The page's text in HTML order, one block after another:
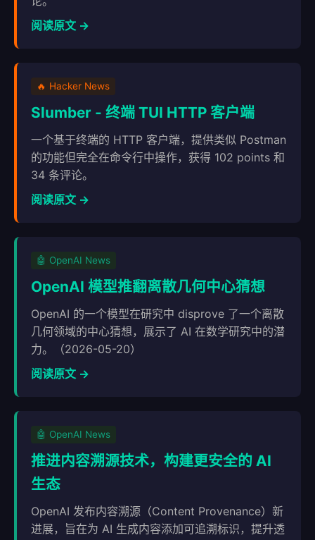
阅读原文 →
🔥 Hacker News
Slumber - 终端 TUI HTTP 客户端
一个基于终端的 HTTP 客户端，提供类似 Postman
的功能但完全在命令行中操作，获得 102 points 和
34 条评论。
阅读原文 →
🤖 OpenAI News
OpenAI 模型推翻离散几何中心猜想
OpenAI 的一个模型在研究中 disprove 了一个离散
几何领域的中心猜想，展示了 AI 在数学研究中的潜
力。（2026-05-20）
阅读原文 →
🤖 OpenAI News
推进内容溯源技术，构建更安全的 AI
生态
OpenAI 发布内容溯源（Content Provenance）新
进展，旨在为 AI 生成内容添加可追溯标识，提升透